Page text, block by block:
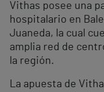
Vithas posee una
hospitalario en
Juaneda, la cual
amplia red de
la región.
La apuesta de